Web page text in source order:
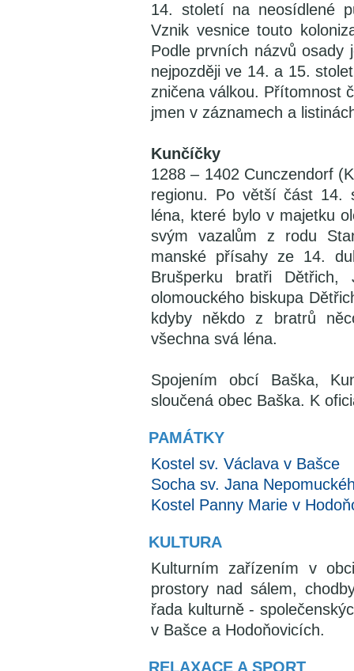
14. století na neosídlené
Vznik vesnice touto
Podle prvních názvů osady
nejpozději ve 14. a 15.
zničena válkou. Přítomnost
jmen v záznamech a
Kunčíčky
1288 – 1402 Cunczendorf
regionu. Po větší část 14.
léna, které bylo v majetku
svým vazalům z rodu
manské přísahy ze 14.
Brušperku bratři
olomouckého biskupa
kdyby někdo z bratrů
všechna svá léna.
Spojením obcí Baška,
sloučená obec Baška. K
PAMÁTKY
Kostel sv. Václava v Bašce
Socha sv. Jana
Kostel Panny Marie v
KULTURA
Kulturním zařízením v
prostory nad sálem,
řada kulturně -
v Bašce a Hodoňovicích.
RELAXACE A SPORT